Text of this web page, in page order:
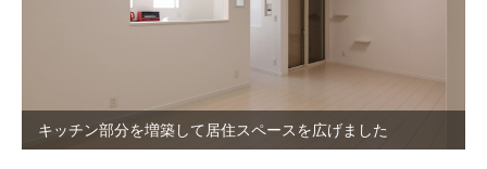
キッチン部分を増築して居住スペースを広げました